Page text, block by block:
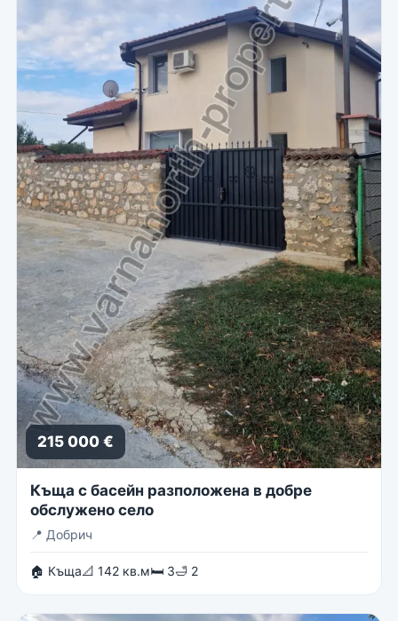
215 000 €
Къща с басейн разположена в добре
обслужено село
📍 Добрич
🏠 Къща📐 142 кв.м🛏 3🛁 2